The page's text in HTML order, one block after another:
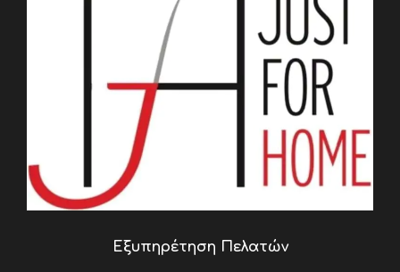
Εξυπηρέτηση Πελατών